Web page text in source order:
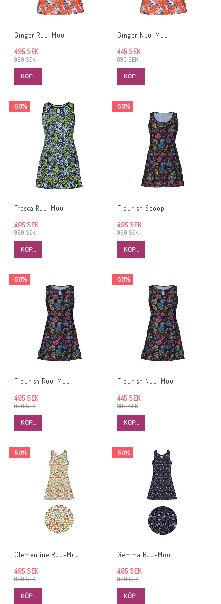
Ginger Ruu-Muu
990 SEK
495 SEK
KÖP…
Ginger Nuu-Muu
890 SEK
445 SEK
KÖP…
-50%
Fresca Ruu-Muu
990 SEK
495 SEK
KÖP…
-50%
Flourish Scoop
990 SEK
495 SEK
KÖP…
-50%
Flourish Ruu-Muu
990 SEK
495 SEK
KÖP…
-50%
Flourish Nuu-Muu
890 SEK
445 SEK
KÖP…
-50%
Clementine Ruu-Muu
990 SEK
495 SEK
KÖP…
-50%
Gemma Ruu-Muu
990 SEK
495 SEK
KÖP…